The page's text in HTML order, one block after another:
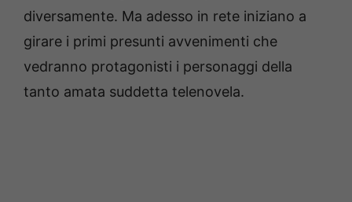
diversamente. Ma adesso in rete iniziano a
girare i primi presunti avvenimenti che
vedranno protagonisti i personaggi della
tanto amata suddetta telenovela.